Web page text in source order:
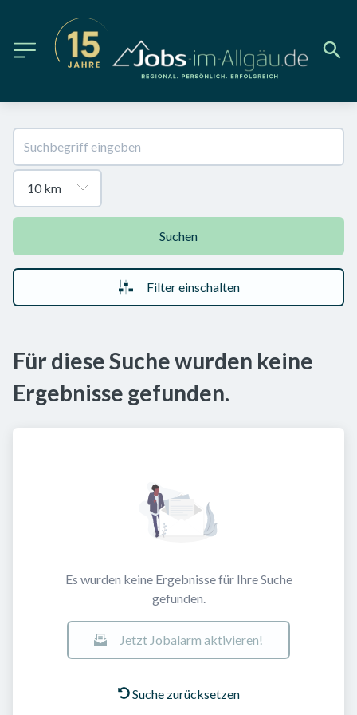
Suchen
Filter einschalten
Für diese Suche wurden keine
Ergebnisse gefunden.
Es wurden keine Ergebnisse für Ihre Suche
gefunden.
Jetzt Jobalarm aktivieren!
Suche zurücksetzen